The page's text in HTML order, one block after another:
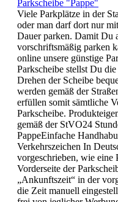
Parkscheibe "Pappe"
Viele Parkplätze in der
oder man darf dort nur
Dauer parken. Damit Du
vorschriftsmäßig parken
online unsere günstige
Parkscheibe stellst Du
Drehen der Scheibe
werden gemäß der
erfüllen somit sämtliche
Parkscheibe.
gemäß der StVO24
PappeEinfache
Verkehrszeichen In
vorgeschrieben, wie eine
Vorderseite der
„Ankunftszeit“ in der
die Zeit manuell